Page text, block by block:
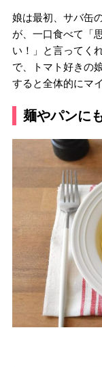
娘は最初、サバ缶
が、一口食べて「
い！」と言ってく
で、トマト好きの
すると全体的にマ
麺やパンに